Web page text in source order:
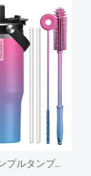
卸売 40オンス シンプルタンブラー 蓋付き ハンドルとストロー付き 二重壁真空ステンレススチールウォーターボトル 断熱コーヒーカップ